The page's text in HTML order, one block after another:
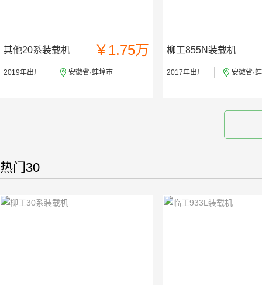
其他20系装载机 ￥1.75万
2019年出厂 安徽省·蚌埠市
柳工855N装载机
2017年出厂 安徽省·
热门30